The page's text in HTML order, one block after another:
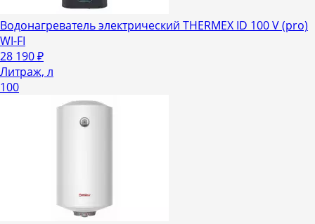
Водонагреватель электрический THERMEX ID 100 V (pro)
WI-FI
28 190₽
Литраж, л
100